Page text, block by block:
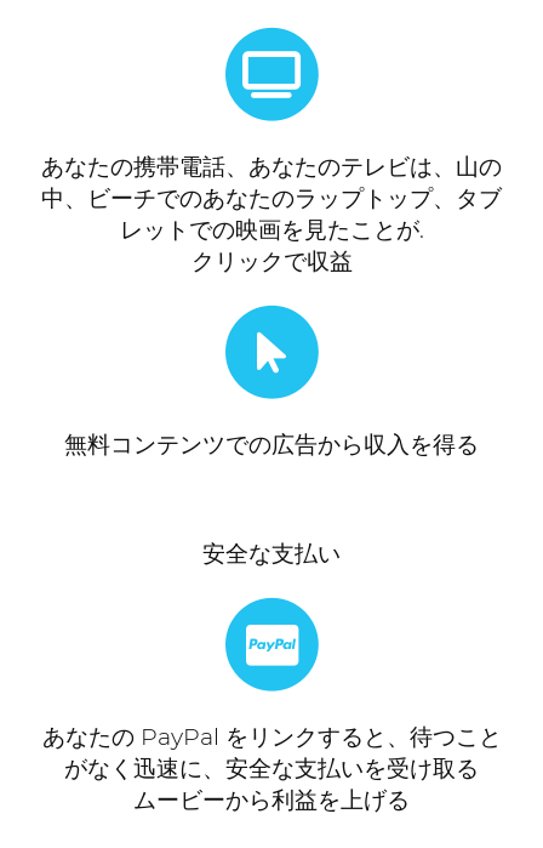
あなたの携帯電話、あなたのテレビは、山の
中、ビーチでのあなたのラップトップ、タブ
レットでの映画を見たことが.
クリックで収益
無料コンテンツでの広告から収入を得る
安全な支払い
あなたの PayPal をリンクすると、待つこと
がなく迅速に、安全な支払いを受け取る
ムービーから利益を上げる